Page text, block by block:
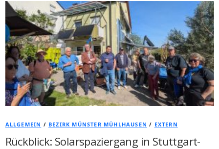
ALLGEMEIN / BEZIRK MÜNSTER MÜHLHAUSEN / EXTERN
Rückblick: Solarspaziergang in Stuttgart-